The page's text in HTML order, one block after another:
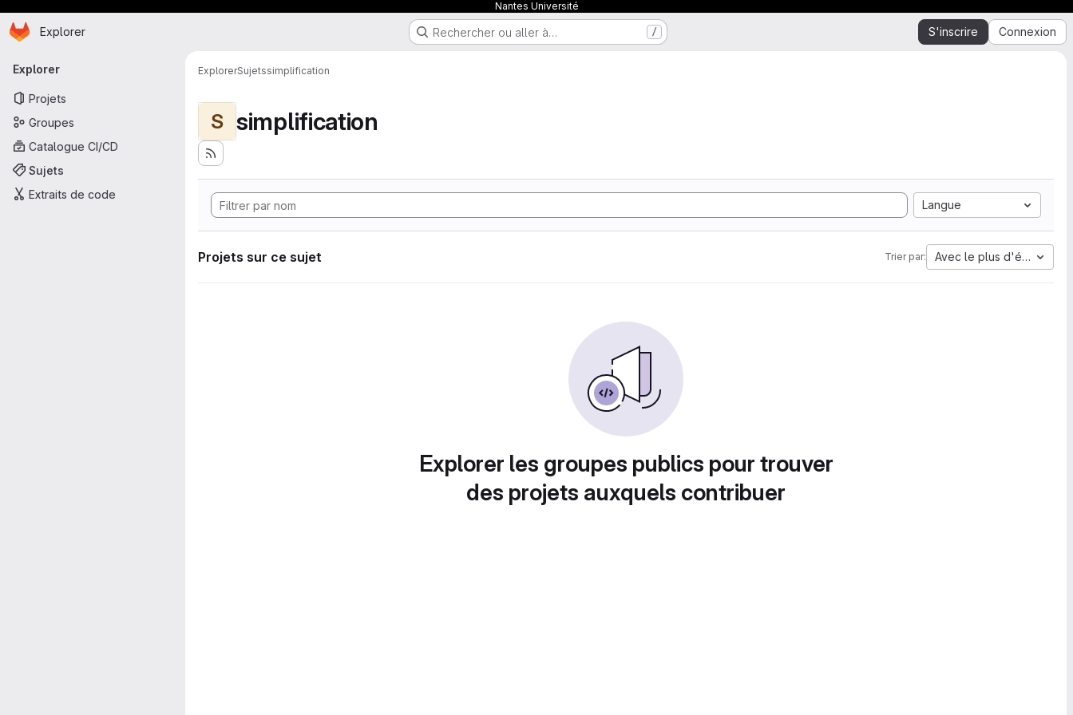
Nantes Université
Passer au contenu principal
Page d'accueil
Explorer Rechercher ou aller à… / S'inscrire Connexion
Navigation principale
Explorer
Projets
Groupes
Catalogue CI/CD
Sujets
Extraits de code
ExplorerSujetssimplification
S simplification
Langue
Projets sur ce sujet Trier par: Avec le plus d'étoiles
Explorer les groupes publics pour trouver
des projets auxquels contribuer